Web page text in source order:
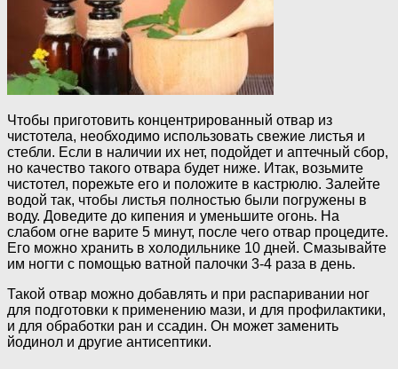
Чтобы приготовить концентрированный отвар из
чистотела, необходимо использовать свежие листья и
стебли. Если в наличии их нет, подойдет и аптечный сбор,
но качество такого отвара будет ниже. Итак, возьмите
чистотел, порежьте его и положите в кастрюлю. Залейте
водой так, чтобы листья полностью были погружены в
воду. Доведите до кипения и уменьшите огонь. На
слабом огне варите 5 минут, после чего отвар процедите.
Его можно хранить в холодильнике 10 дней. Смазывайте
им ногти с помощью ватной палочки 3-4 раза в день.
Такой отвар можно добавлять и при распаривании ног
для подготовки к применению мази, и для профилактики,
и для обработки ран и ссадин. Он может заменить
йодинол и другие антисептики.